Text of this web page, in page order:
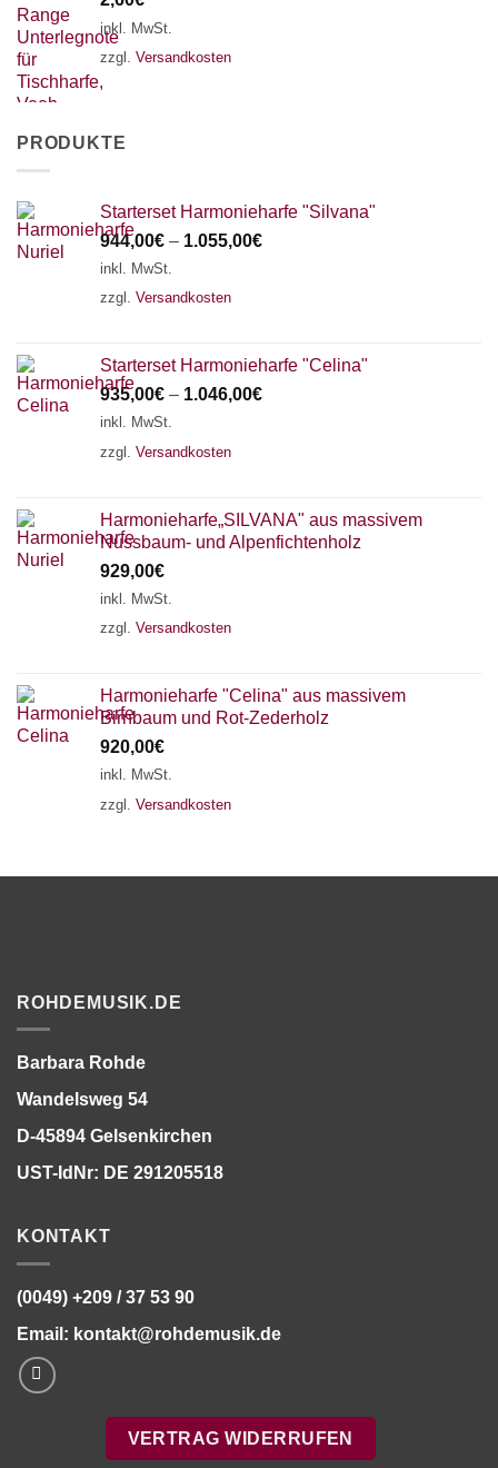
inkl. MwSt.
zzgl. Versandkosten
PRODUKTE
Starterset Harmonieharfe "Silvana"
944,00€ – 1.055,00€
inkl. MwSt.
zzgl. Versandkosten
Starterset Harmonieharfe "Celina"
935,00€ – 1.046,00€
inkl. MwSt.
zzgl. Versandkosten
Harmonieharfe„SILVANA" aus massivem
Nussbaum- und Alpenfichtenholz
929,00€
inkl. MwSt.
zzgl. Versandkosten
Harmonieharfe "Celina" aus massivem
Birnbaum und Rot-Zederholz
920,00€
inkl. MwSt.
zzgl. Versandkosten
ROHDEMUSIK.DE
Barbara Rohde
Wandelsweg 54
D-45894 Gelsenkirchen
UST-IdNr: DE 291205518
KONTAKT
(0049) +209 / 37 53 90
Email: kontakt@rohdemusik.de
VERTRAG WIDERRUFEN